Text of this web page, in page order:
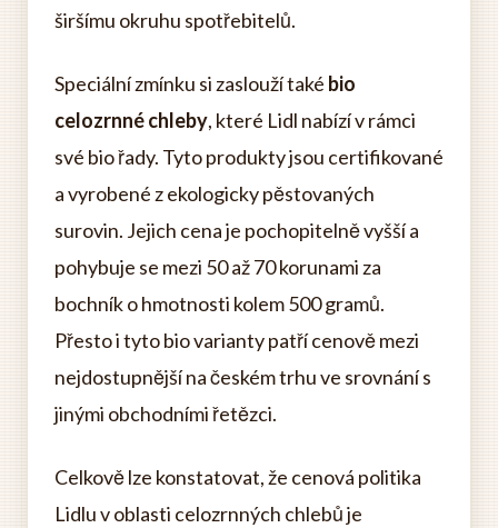
širšímu okruhu spotřebitelů.
Speciální zmínku si zaslouží také bio
celozrnné chleby, které Lidl nabízí v rámci
své bio řady. Tyto produkty jsou certifikované
a vyrobené z ekologicky pěstovaných
surovin. Jejich cena je pochopitelně vyšší a
pohybuje se mezi 50 až 70 korunami za
bochník o hmotnosti kolem 500 gramů.
Přesto i tyto bio varianty patří cenově mezi
nejdostupnější na českém trhu ve srovnání s
jinými obchodními řetězci.
Celkově lze konstatovat, že cenová politika
Lidlu v oblasti celozrnných chlebů je